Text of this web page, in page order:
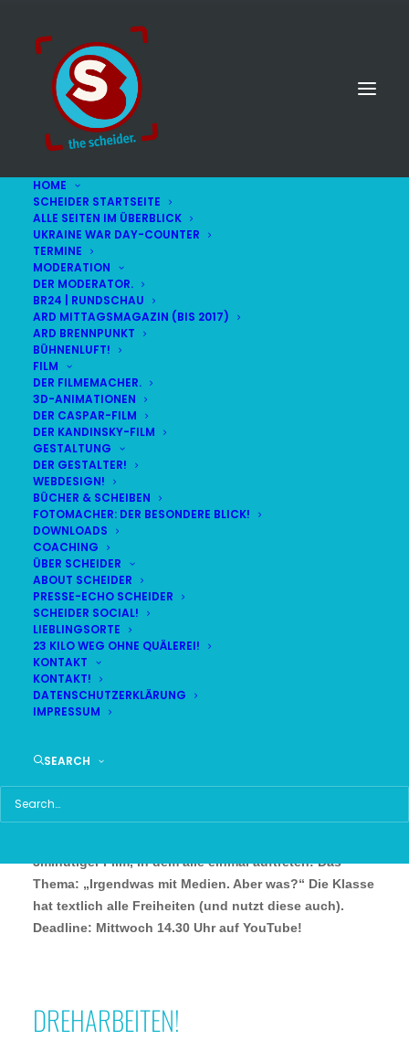
HOME
SCHEIDER STARTSEITE
ALLE SEITEN IM ÜBERBLICK
UKRAINE WAR DAY-COUNTER
TERMINE
MODERATION
DER MODERATOR.
BR24 | RUNDSCHAU
ARD MITTAGSMAGAZIN (BIS 2017)
ARD BRENNPUNKT
BÜHNENLUFT!
FILM
DER FILMEMACHER.
3D-ANIMATIONEN
DER CASPAR-FILM
DER KANDINSKY-FILM
GESTALTUNG
DER GESTALTER!
WEBDESIGN!
BÜCHER & SCHEIBEN
FOTOMACHER: DER BESONDERE BLICK!
DOWNLOADS
COACHING
ÜBER SCHEIDER
ABOUT SCHEIDER
PRESSE-ECHO SCHEIDER
SCHEIDER SOCIAL!
LIEBLINGSORTE
23 KILO WEG OHNE QUÄLEREI!
KONTAKT
KONTAKT!
DATENSCHUTZERKLÄRUNG
IMPRESSUM
SEARCH
DEUTSCHE JOURNALISTENSCHULE 2017
JA ZUM JOURNALISMUS!
2-Tages-Seminar an der Deutschen Journalistenschule
3minütiger Film, in dem alle einmal auftreten! Das
Thema: „Irgendwas mit Medien. Aber was?“ Die Klasse
hat textlich alle Freiheiten (und nutzt diese auch).
Deadline: Mittwoch 14.30 Uhr auf YouTube!
DREHARBEITEN!